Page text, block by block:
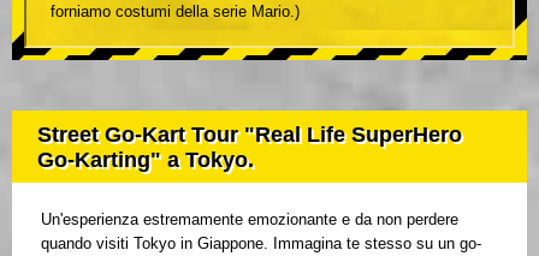
forniamo costumi della serie Mario.)
Street Go-Kart Tour "Real Life SuperHero
Go-Karting" a Tokyo.
Un'esperienza estremamente emozionante e da non perdere
quando visiti Tokyo in Giappone. Immagina te stesso su un go-